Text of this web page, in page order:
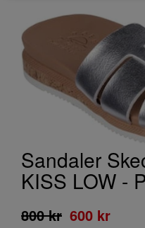
Sandaler
KISS LOW -
800 kr 600 kr